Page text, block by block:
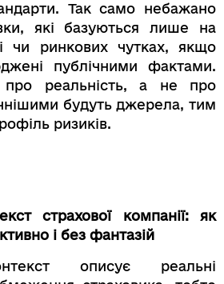
Так само небажано
які базуються лише на
чи ринкових чутках, якщо
публічними фактами.
реальність, а не про
будуть джерела, тим
ризиків.
страхової компанії: як
і без фантазій
описує реальні